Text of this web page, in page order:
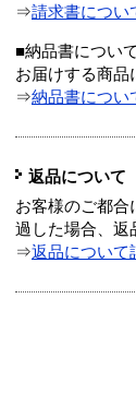
⇒請求書につい
■納品書について
お届けする商品
⇒納品書につい
返品について
お客様のご都合
過した場合、返
⇒返品について